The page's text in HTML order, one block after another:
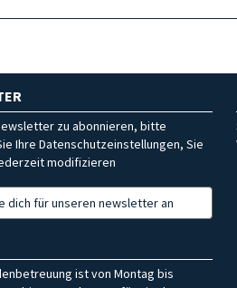
zu abonnieren, bitte
Ihre Datenschutzeinstellungen, Sie
modifizieren
dich für unseren newsletter an
ist von Montag bis